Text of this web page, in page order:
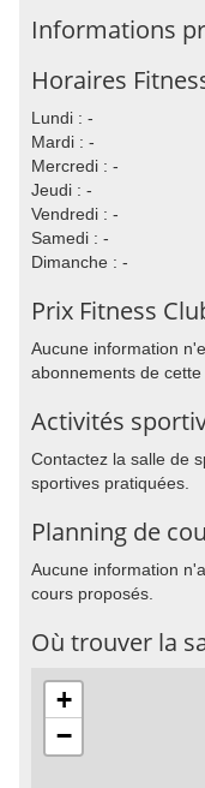
Informations
Horaires
Lundi : -
Mardi : -
Mercredi : -
Jeudi : -
Vendredi : -
Samedi : -
Dimanche : -
Prix Fitness
Aucune information
abonnements de cette
Activités
Contactez la salle de
sportives pratiquées.
Planning de
Aucune information
cours proposés.
Où trouver la
+
−